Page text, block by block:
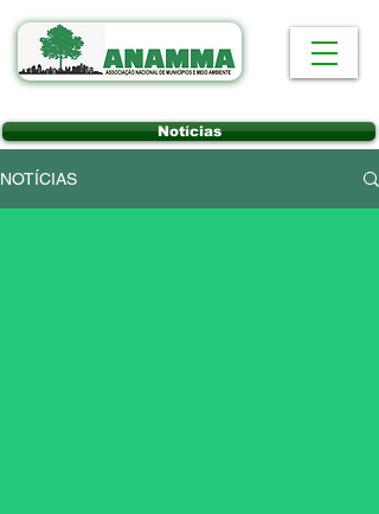
Notícias
NOTÍCIAS